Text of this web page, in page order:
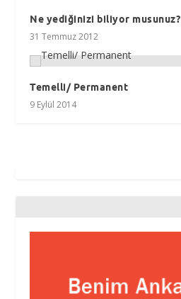
Ne yediğinizi biliyor musunuz?
31 Temmuz 2012
Temelli/ Permanent
9 Eylül 2014